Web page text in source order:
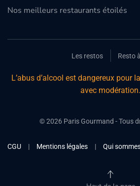
Nos meilleurs restaurants étoilés
Les restos Resto
L’abus d’alcool est dangereux pour
avec modération.
©2026Paris Gourmand - Tous
CGU | Mentions légales | Qui